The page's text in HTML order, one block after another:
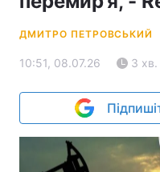
ДМИТРО ПЕТРОВСЬКИЙ
10:51, 08.07.26 3 хв.